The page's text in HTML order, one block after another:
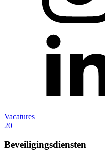
Vacatures
20
Beveiligingsdiensten